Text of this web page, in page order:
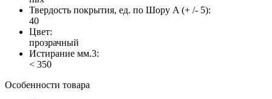
Твердость покрытия, ед. по Шору A (+ /- 5):
40
Цвет:
прозрачный
Истирание мм.3:
< 350
Особенности товара